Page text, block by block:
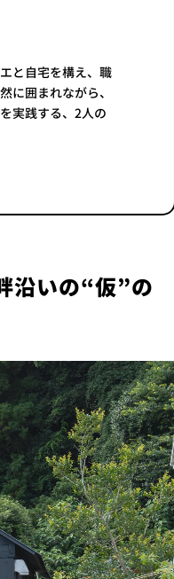
と自宅を構え、職
に囲まれながら、
実践する、2人の
沿いの“仮”の